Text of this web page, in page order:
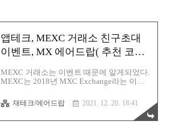
앱테크, MEXC 거래소 친구초대
이벤트, MX 에어드랍( 추천 코드 :
MEXC 거래소는 이벤트 때문에 알게되었다.
MEXC는 2018년 MXC Exchange라는 이름
거래소이다. 2021년 6월 MXC Exchange에서
MEXC Global로 리브랜딩을 하면서 공격적
인 마케팅을 진행하고 있다. 런치패드와 킥
재테크/에어드랍 2021. 12. 20. 18:41